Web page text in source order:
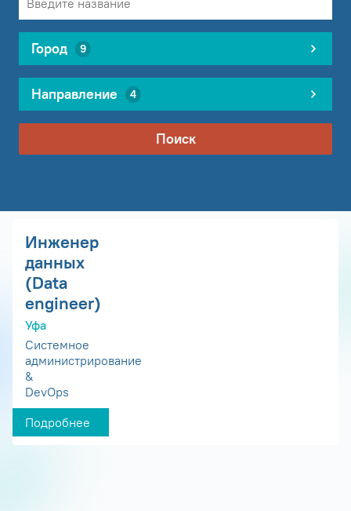
Город 9
Направление 4
Поиск
Инженер
данных
(Data
engineer)
Уфа
Системное
администрирование
&
DevOps
Подробнее